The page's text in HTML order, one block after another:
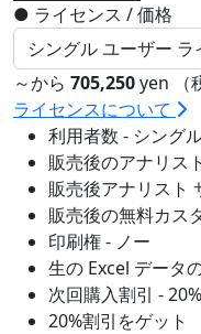
● ライセンス / 価格
～から 705,250yen （
ライセンスについて
利用者数 - シング
販売後のアナリス
販売後アナリスト
販売後の無料カス
印刷権 - ノー
生の Excel データ
次回購入割引 - 20%
20%割引をゲット